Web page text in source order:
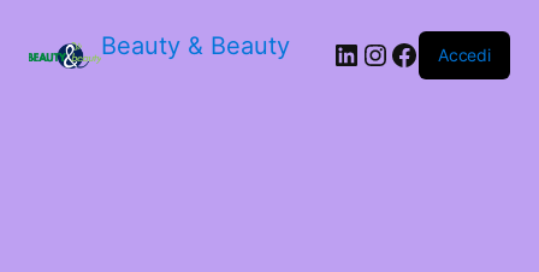
Beauty & Beauty LinkedIn
Instagram
Facebook
Accedi